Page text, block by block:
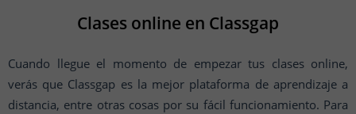
Clases online en Classgap
Cuando llegue el momento de empezar tus clases online,
verás que Classgap es la mejor plataforma de aprendizaje a
distancia, entre otras cosas por su fácil funcionamiento. Para